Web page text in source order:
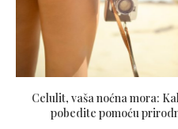
Celulit, vaša noćna mora:
pobedite pomoću